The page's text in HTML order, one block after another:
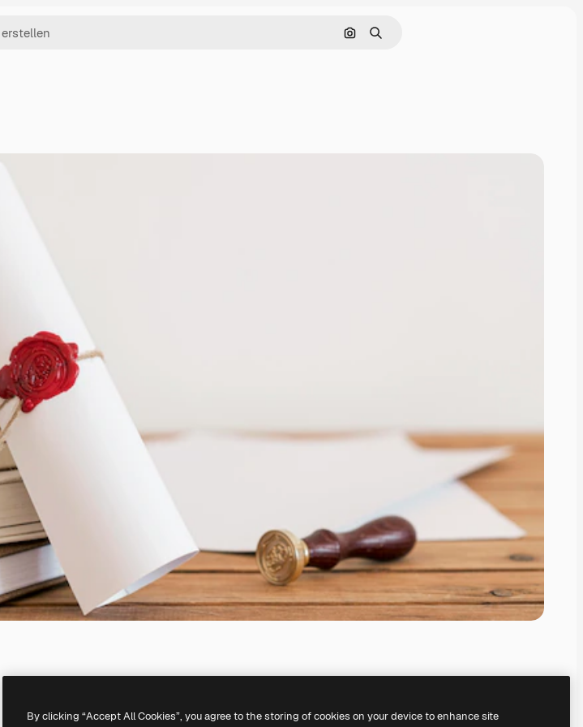
Nach Bild suchen
Suchen
By clicking “Accept All Cookies”, you agree to the storing of cookies on your device to enhance site